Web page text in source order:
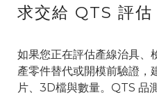
求交給 QTS 評估
如果您正在評估產線治具、
產零件替代或開模前驗證，
片、3D檔與數量。QTS 品